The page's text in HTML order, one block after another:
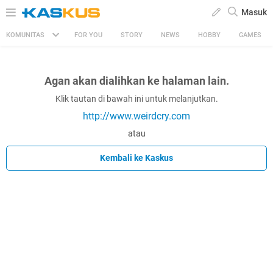
Masuk
KOMUNITAS FOR YOU STORY NEWS HOBBY GAMES
Agan akan dialihkan ke halaman lain.
Klik tautan di bawah ini untuk melanjutkan.
http://www.weirdcry.com
atau
Kembali ke Kaskus